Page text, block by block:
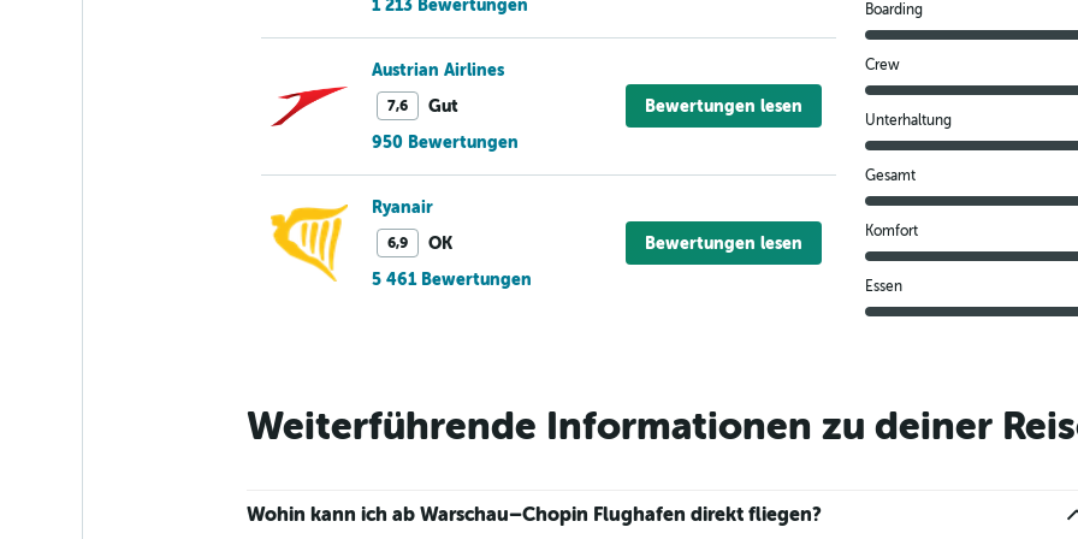
1 213 Bewertungen
Austrian Airlines
7,6
Gut
950 Bewertungen
Bewertungen lesen
Ryanair
6,9
OK
5 461 Bewertungen
Bewertungen lesen
Boarding
Crew
Unterhaltung
Gesamt
Komfort
Essen
Weiterführende Informationen zu deiner
Wohin kann ich ab Warschau–Chopin Flughafen direkt fliegen?